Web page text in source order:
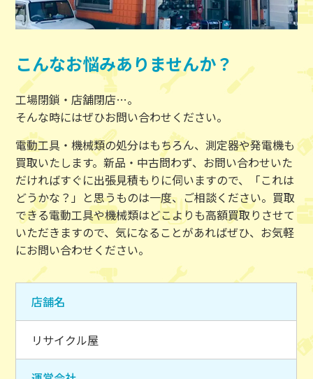
こんなお悩みありませんか？
工場閉鎖・店舗閉店…。
そんな時にはぜひお問い合わせください。
電動工具・機械類の処分はもちろん、測定器や発電機も
買取いたします。新品・中古問わず、お問い合わせいた
だければすぐに出張見積もりに伺いますので、「これは
どうかな？」と思うものは一度、ご相談ください。買取
できる電動工具や機械類はどこよりも高額買取りさせて
いただきますので、気になることがあればぜひ、お気軽
にお問い合わせください。
店舗名
リサイクル屋